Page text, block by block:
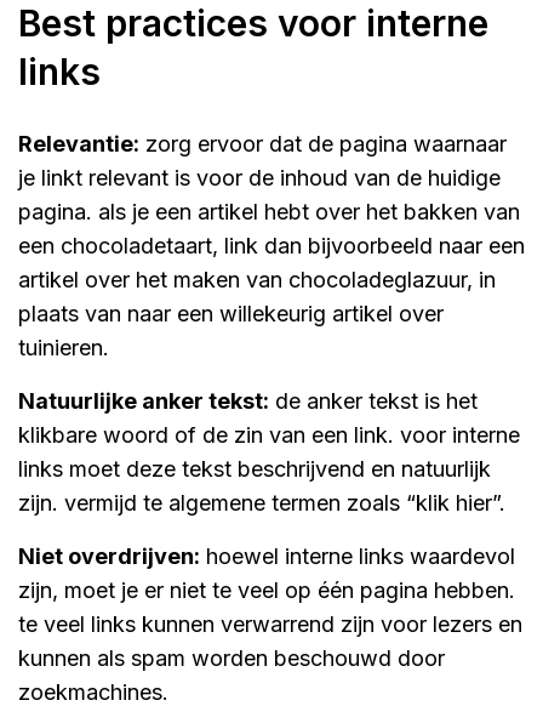
best practices voor interne
links
relevantie: zorg ervoor dat de pagina waarnaar
je linkt relevant is voor de inhoud van de huidige
pagina. als je een artikel hebt over het bakken van
een chocoladetaart, link dan bijvoorbeeld naar een
artikel over het maken van chocoladeglazuur, in
plaats van naar een willekeurig artikel over
tuinieren.
natuurlijke anker tekst: de anker tekst is het
klikbare woord of de zin van een link. voor interne
links moet deze tekst beschrijvend en natuurlijk
zijn. vermijd te algemene termen zoals “klik hier”.
niet overdrijven: hoewel interne links waardevol
zijn, moet je er niet te veel op één pagina hebben.
te veel links kunnen verwarrend zijn voor lezers en
kunnen als spam worden beschouwd door
zoekmachines.